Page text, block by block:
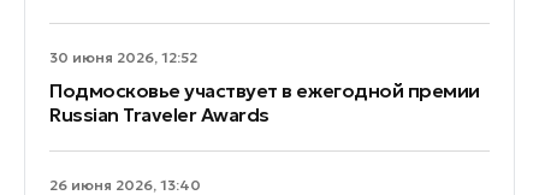
30 июня 2026, 12:52
Подмосковье участвует в ежегодной премии
Russian Traveler Awards
26 июня 2026, 13:40